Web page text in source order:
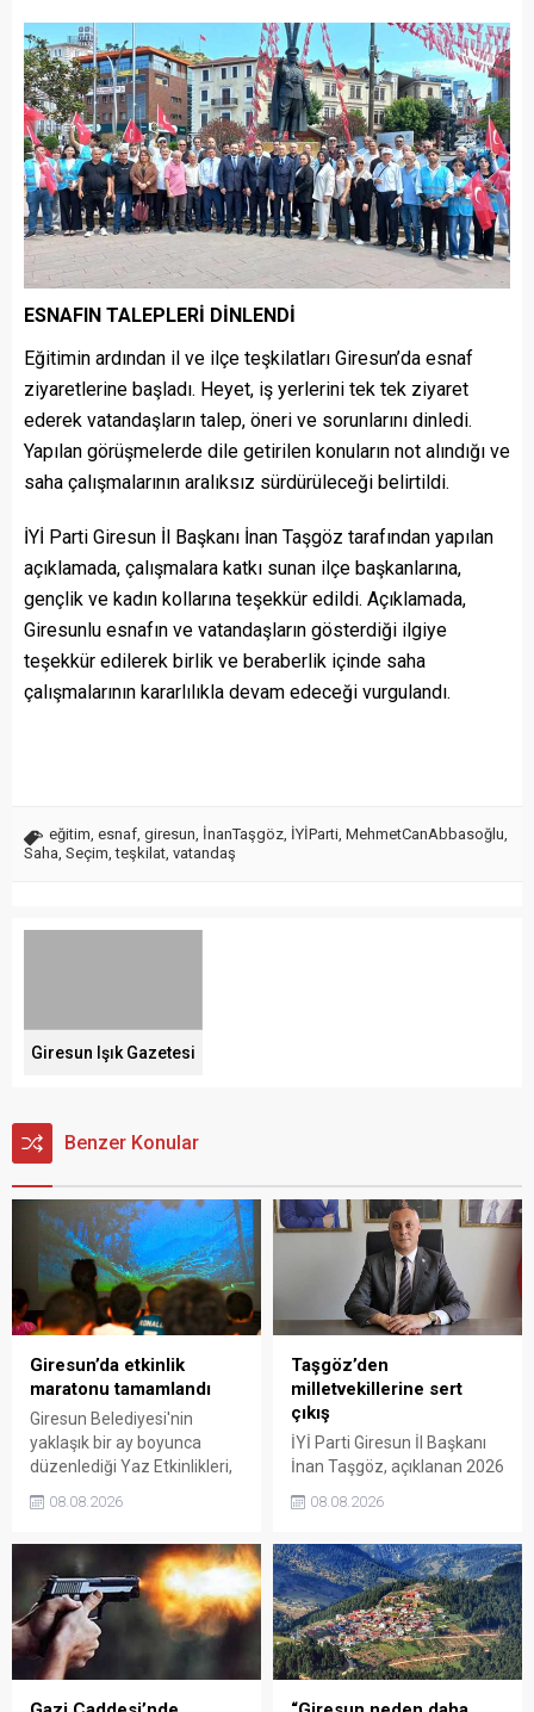
ESNAFIN TALEPLERİ DİNLENDİ
Eğitimin ardından il ve ilçe teşkilatları Giresun’da esnaf
ziyaretlerine başladı. Heyet, iş yerlerini tek tek ziyaret
ederek vatandaşların talep, öneri ve sorunlarını dinledi.
Yapılan görüşmelerde dile getirilen konuların not alındığı ve
saha çalışmalarının aralıksız sürdürüleceği belirtildi.
İYİ Parti Giresun İl Başkanı İnan Taşgöz tarafından yapılan
açıklamada, çalışmalara katkı sunan ilçe başkanlarına,
gençlik ve kadın kollarına teşekkür edildi. Açıklamada,
Giresunlu esnafın ve vatandaşların gösterdiği ilgiye
teşekkür edilerek birlik ve beraberlik içinde saha
çalışmalarının kararlılıkla devam edeceği vurgulandı.
eğitim esnaf giresun İnanTaşgöz İYİParti MehmetCanAbbasoğlu
Saha Seçim ,teşkilat vatandaş
Giresun Işık Gazetesi
Benzer Konular
Giresun’da etkinlik
maratonu tamamlandı
Giresun Belediyesi'nin
yaklaşık bir ay boyunca
düzenlediği Yaz Etkinlikleri,
binlerce vatandaşı kültür,
sanat ve eğlenceyle
organizasyonun ardından
Kadın El Emeği Pazarı'nın
süresi de 16 Ağustos'a
kadar uzatıldı.
08.08.2026
Taşgöz’den
milletvekillerine sert
çıkış
İYİ Parti Giresun İl Başkanı
İnan Taşgöz, açıklanan 2026
yılı fındık alım fiyatı
üzerinden iktidar
eleştirdi. Taşgöz, üreticinin
emeğinin karşılığını
alamadığını savunarak,
Giresun milletvekillerini
sessiz kalmakla suçladı.
08.08.2026